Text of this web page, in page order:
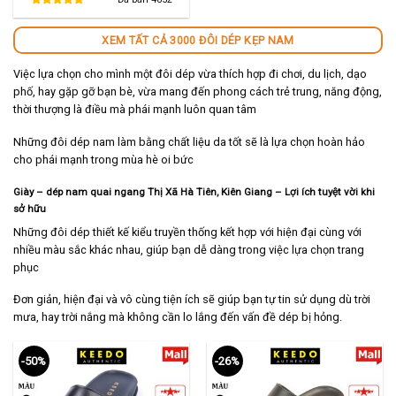
280,000 ₫.là:
140,000 ₫.
XEM TẤT CẢ 3000 ĐÔI DÉP KẸP NAM
Việc lựa chọn cho mình một đôi dép vừa thích hợp đi chơi, du lịch, dạo
phố, hay gặp gỡ bạn bè, vừa mang đến phong cách trẻ trung, năng động,
thời thượng là điều mà phái mạnh luôn quan tâm
Những đôi dép nam làm bằng chất liệu da tốt sẽ là lựa chọn hoàn hảo
cho phái mạnh trong mùa hè oi bức
Giày – dép nam quai ngang Thị Xã Hà Tiên, Kiên Giang – Lợi ích tuyệt vời khi
sở hữu
Những đôi dép thiết kế kiểu truyền thống kết hợp với hiện đại cùng với
nhiều màu sắc khác nhau, giúp bạn dễ dàng trong việc lựa chọn trang
phục
Đơn giản, hiện đại và vô cùng tiện ích sẽ giúp bạn tự tin sử dụng dù trời
mưa, hay trời nắng mà không cần lo lắng đến vấn đề dép bị hỏng.
-50% -26%